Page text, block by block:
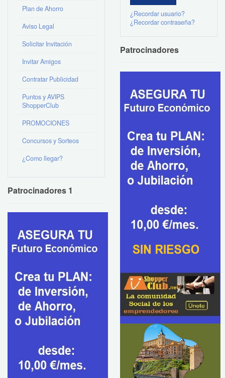
Plan de Ahorro
Aviso Legal
Solicitar Invitación
Invitar Amigos
Contratar Publicidad
Puntos y AVIPS
ShopperClub
PROMOCIONES
Concursos y Sorteos
¿Como llegar?
Patrocinadores 1
¿Recordar usuario?
¿Recordar contraseña?
Patrocinadores